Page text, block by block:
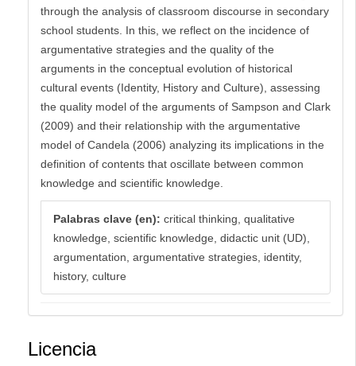
through the analysis of classroom discourse in secondary
school students. In this, we reflect on the incidence of
argumentative strategies and the quality of the
arguments in the conceptual evolution of historical
cultural events (Identity, History and Culture), assessing
the quality model of the arguments of Sampson and Clark
(2009) and their relationship with the argumentative
model of Candela (2006) analyzing its implications in the
definition of contents that oscillate between common
knowledge and scientific knowledge.
Palabras clave (en): critical thinking, qualitative
knowledge, scientific knowledge, didactic unit (UD),
argumentation, argumentative strategies, identity,
history, culture
Licencia